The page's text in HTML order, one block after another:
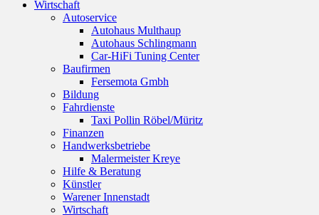
Wirtschaft
Autoservice
Autohaus Multhaup
Autohaus Schlingmann
Car-HiFi Tuning Center
Baufirmen
Fersemota Gmbh
Bildung
Fahrdienste
Taxi Pollin Röbel/Müritz
Finanzen
Handwerksbetriebe
Malermeister Kreye
Hilfe & Beratung
Künstler
Warener Innenstadt
Wirtschaft